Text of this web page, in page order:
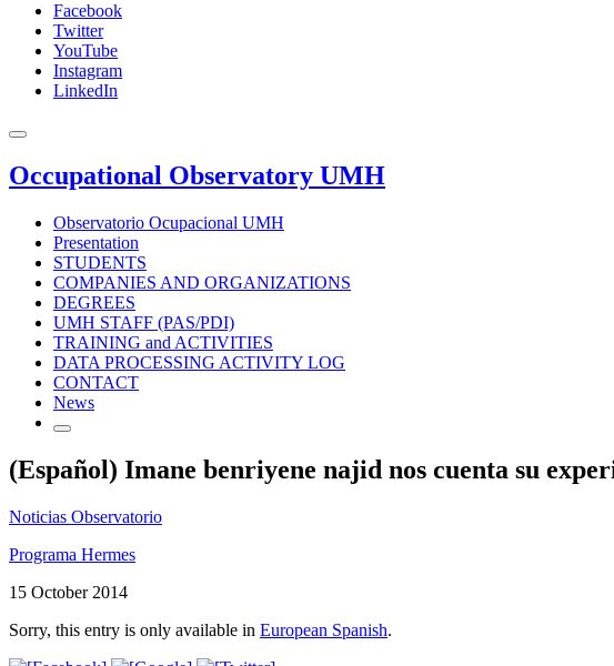
Facebook
Twitter
YouTube
Instagram
LinkedIn
Occupational Observatory UMH
Observatorio Ocupacional UMH
Presentation
STUDENTS
COMPANIES AND ORGANIZATIONS
DEGREES
UMH STAFF (PAS/PDI)
TRAINING and ACTIVITIES
DATA PROCESSING ACTIVITY LOG
CONTACT
News
(Español) Imane benriyene najid nos cuenta su
Noticias Observatorio
Programa Hermes
15 October 2014
Sorry, this entry is only available in European Spanish.